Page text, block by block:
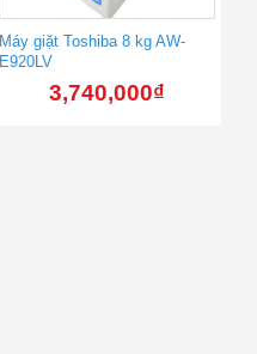
Máy giặt Toshiba 8 kg AW-
E920LV
3,740,000₫